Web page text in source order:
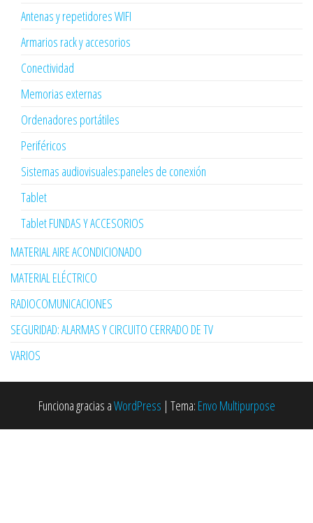
Antenas y repetidores WIFI
Armarios rack y accesorios
Conectividad
Memorias externas
Ordenadores portátiles
Periféricos
Sistemas audiovisuales:paneles de conexión
Tablet
Tablet FUNDAS Y ACCESORIOS
MATERIAL AIRE ACONDICIONADO
MATERIAL ELÉCTRICO
RADIOCOMUNICACIONES
SEGURIDAD: ALARMAS Y CIRCUITO CERRADO DE TV
VARIOS
Funciona gracias aWordPress | Tema: Envo Multipurpose